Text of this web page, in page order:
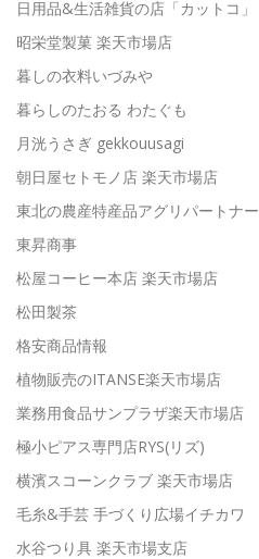
日用品&生活雑貨の店「カットコ」
昭栄堂製菓 楽天市場店
暮しの衣料いづみや
暮らしのたおる わたぐも
月洸うさぎ gekkouusagi
朝日屋セトモノ店 楽天市場店
東北の農産特産品アグリパートナー
東昇商事
松屋コーヒー本店 楽天市場店
松田製茶
格安商品情報
植物販売のITANSE楽天市場店
業務用食品サンプラザ楽天市場店
極小ピアス専門店RYS(リズ)
横濱スコーンクラブ 楽天市場店
毛糸&手芸 手づくり広場イチカワ
水谷つり具 楽天市場支店